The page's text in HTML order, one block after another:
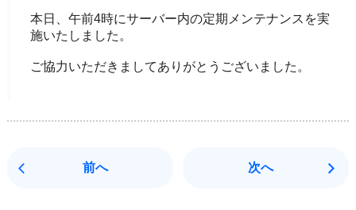
本日、午前4時にサーバー内の定期メンテナンスを実
施いたしました。
ご協力いただきましてありがとうございました。
前へ 次へ